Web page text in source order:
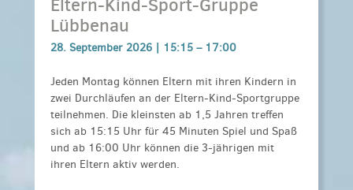
Lübbenau
28. September 2026 | 15:15 – 17:00
Jeden Montag können Eltern mit ihren Kindern in
zwei Durchläufen an der Eltern-Kind-Sportgruppe
teilnehmen. Die kleinsten ab 1,5 Jahren treffen
sich ab 15:15 Uhr für 45 Minuten Spiel und Spaß
und ab 16:00 Uhr können die 3-jährigen mit
ihren Eltern aktiv werden.